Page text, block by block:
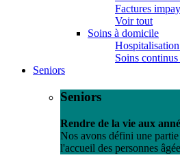
Factures
Voir tout
Soins à domicile
Soins
Seniors
Seniors
Rendre de la vie aux
Nos avons défini une
l'accueil des personnes